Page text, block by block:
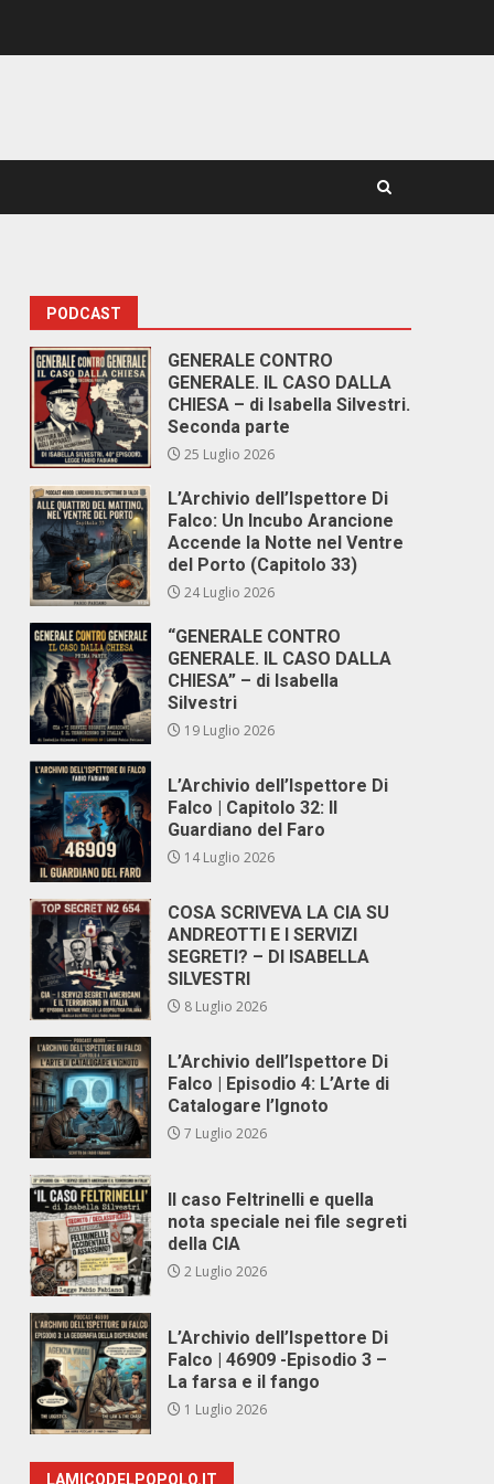
PODCAST
GENERALE CONTRO
GENERALE. IL CASO DALLA
CHIESA – di Isabella Silvestri.
Seconda parte
25 Luglio 2026
L’Archivio dell’Ispettore Di
Falco: Un Incubo Arancione
Accende la Notte nel Ventre
del Porto (Capitolo 33)
24 Luglio 2026
“GENERALE CONTRO
GENERALE. IL CASO DALLA
CHIESA” – di Isabella
Silvestri
19 Luglio 2026
L’Archivio dell’Ispettore Di
Falco | Capitolo 32: Il
Guardiano del Faro
14 Luglio 2026
COSA SCRIVEVA LA CIA SU
ANDREOTTI E I SERVIZI
SEGRETI? – DI ISABELLA
SILVESTRI
8 Luglio 2026
L’Archivio dell’Ispettore Di
Falco | Episodio 4: L’Arte di
Catalogare l’Ignoto
7 Luglio 2026
Il caso Feltrinelli e quella
nota speciale nei file segreti
della CIA
2 Luglio 2026
L’Archivio dell’Ispettore Di
Falco | 46909 -Episodio 3 –
La farsa e il fango
1 Luglio 2026
LAMICODELPOPOLO.IT